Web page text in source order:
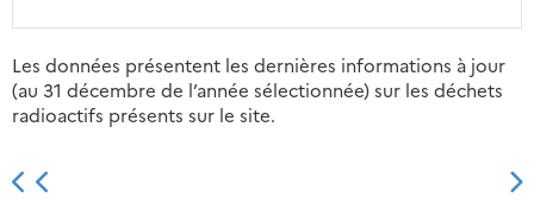
Les données présentent les dernières informations à jour
(au 31 décembre de l’année sélectionnée) sur les déchets
radioactifs présents sur le site.